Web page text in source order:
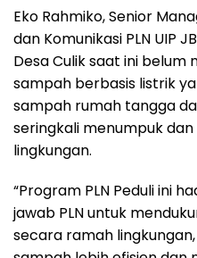
Eko Rahmiko, Senior
dan Komunikasi PLN UIP
Desa Culik saat ini
sampah berbasis listrik
sampah rumah tangga
seringkali menumpuk
lingkungan.
“Program PLN Peduli ini
jawab PLN untuk
secara ramah